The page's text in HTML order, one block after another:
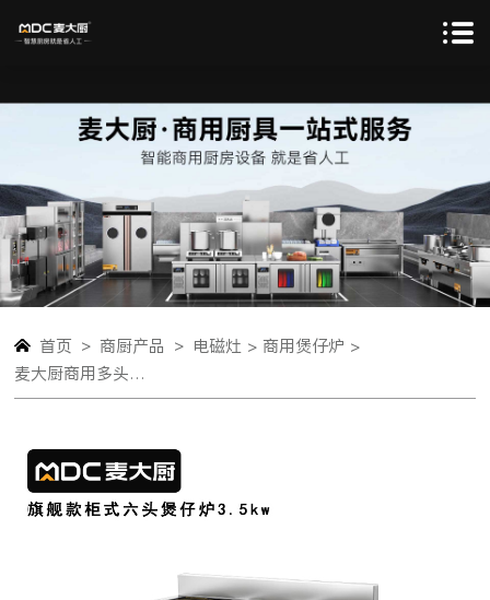
首页 > 商厨产品 > 电磁灶 > 商用煲仔炉 >
麦大厨商用多头电磁炉旗舰款六头柜式煲仔炉3.5KW